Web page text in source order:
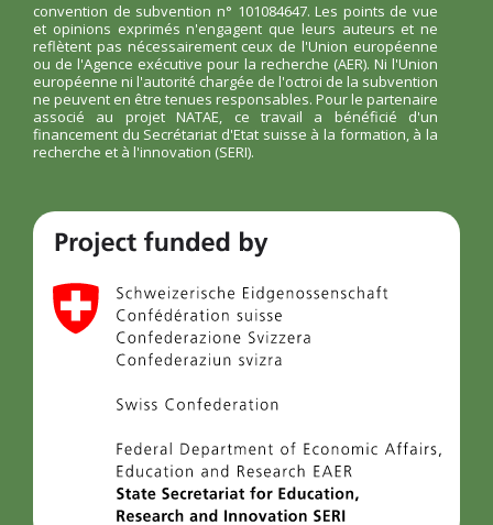
convention de subvention n° 101084647. Les points de vue
et opinions exprimés n'engagent que leurs auteurs et ne
reflètent pas nécessairement ceux de l'Union européenne
ou de l'Agence exécutive pour la recherche (AER). Ni l'Union
européenne ni l'autorité chargée de l'octroi de la subvention
ne peuvent en être tenues responsables. Pour le partenaire
associé au projet NATAE, ce travail a bénéficié d'un
financement du Secrétariat d'Etat suisse à la formation, à la
recherche et à l'innovation (SERI).